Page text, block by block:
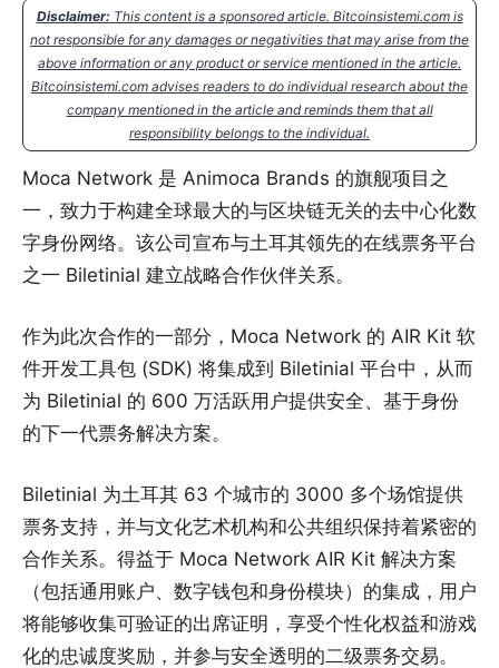
Disclaimer: This content is a sponsored article. Bitcoinsistemi.com is
not responsible for any damages or negativities that may arise from the
above information or any product or service mentioned in the article.
Bitcoinsistemi.com advises readers to do individual research about the
company mentioned in the article and reminds them that all
responsibility belongs to the individual.
Moca Network 是 Animoca Brands 的旗舰项目之
一，致力于构建全球最大的与区块链无关的去中心化数
字身份网络。该公司宣布与土耳其领先的在线票务平台
之一 Biletinial 建立战略合作伙伴关系。
作为此次合作的一部分，Moca Network 的 AIR Kit 软
件开发工具包 (SDK) 将集成到 Biletinial 平台中，从而
为 Biletinial 的 600 万活跃用户提供安全、基于身份
的下一代票务解决方案。
Biletinial 为土耳其 63 个城市的 3000 多个场馆提供
票务支持，并与文化艺术机构和公共组织保持着紧密的
合作关系。得益于 Moca Network AIR Kit 解决方案
（包括通用账户、数字钱包和身份模块）的集成，用户
将能够收集可验证的出席证明，享受个性化权益和游戏
化的忠诚度奖励，并参与安全透明的二级票务交易。